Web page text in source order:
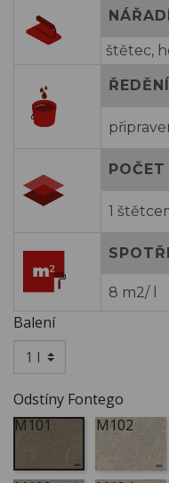
štětec,
ŘEDĚNÍ
1
8 m2/ l
Balení
Odstíny Fontego
M101
M102